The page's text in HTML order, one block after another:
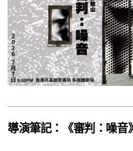
導演筆記：《審判：噪音